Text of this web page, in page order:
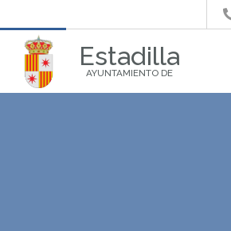
Estadilla
AYUNTAMIENTO DE